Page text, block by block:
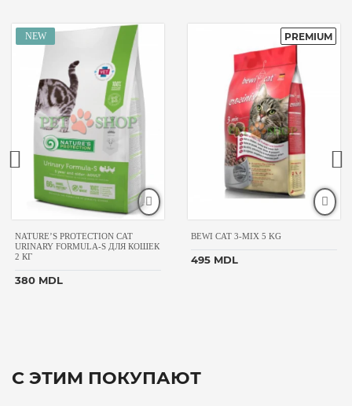
NATURE’S PROTECTION CAT
URINARY FORMULA-S ДЛЯ КОШЕК
2 КГ
380 MDL
BEWI CAT 3-MIX 5 KG
495 MDL
С ЭТИМ ПОКУПАЮТ